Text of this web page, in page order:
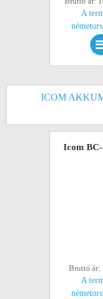
A
ICOM
Icom
Bruttó ár:
A